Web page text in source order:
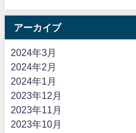
アーカイブ
2024年3月
2024年2月
2024年1月
2023年12月
2023年11月
2023年10月